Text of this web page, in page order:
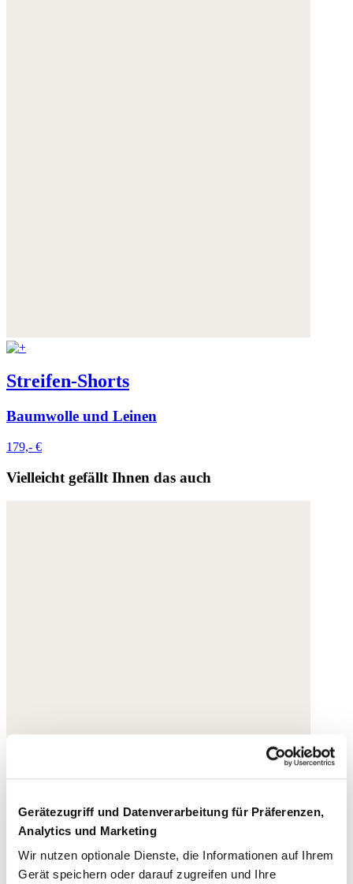
Gerätezugriff und Datenverarbeitung für Präferenzen,
Analytics und Marketing
Wir nutzen optionale Dienste, die Informationen auf Ihrem
Gerät speichern oder darauf zugreifen und Ihre
Streifen-Shorts
Baumwolle und Leinen
179,- €
Vielleicht gefällt Ihnen das auch